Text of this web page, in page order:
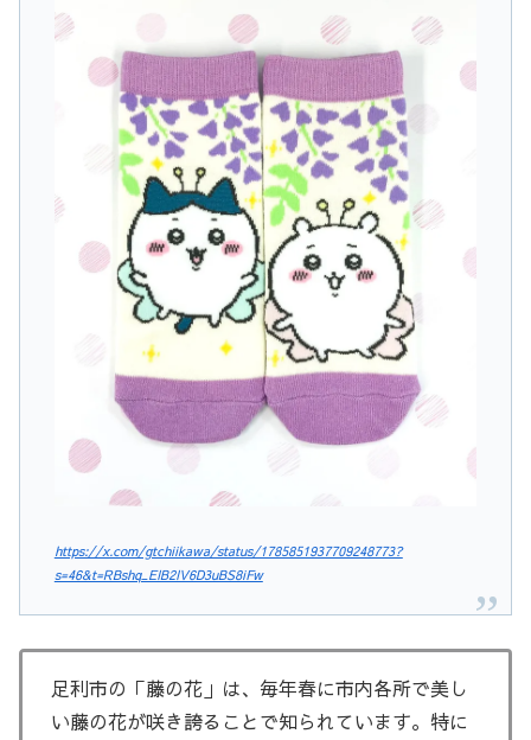
https://x.com/gtchiikawa/status/1785851937709248773?
s=46&t=RBshq_EIB2IV6D3uBS8iFw
足利市の「藤の花」は、毎年春に市内各所で美し
い藤の花が咲き誇ることで知られています。特に